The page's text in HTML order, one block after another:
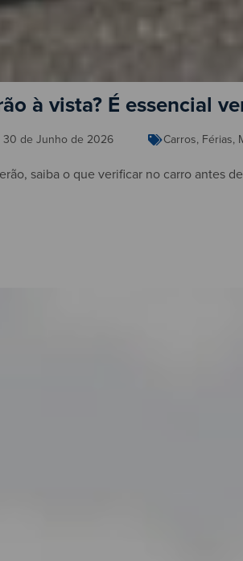
à vista? É essencial
30 de Junho de 2026 Carros, Férias,
saiba o que verificar no carro antes